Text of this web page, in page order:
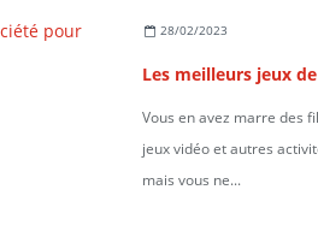
28/02/2023
Vous en avez marre des
jeux vidéo et autres
mais vous ne...